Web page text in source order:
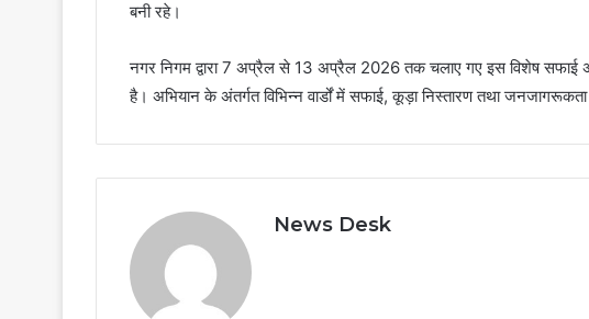
बनी रहे।
नगर निगम द्वारा 7 अप्रैल से 13 अप्रैल 2026 तक चलाए गए इस विशेष सफाई
है। अभियान के अंतर्गत विभिन्न वार्डों में सफाई, कूड़ा निस्तारण तथा
News Desk